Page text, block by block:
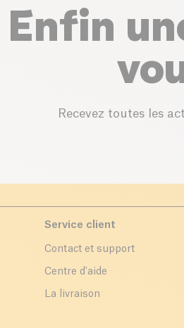
Enfin
Recevez toutes les
Service client
Contact et support
Centre d'aide
La livraison